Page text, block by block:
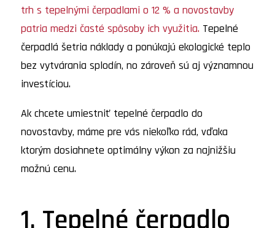
trh s tepelnými čerpadlami o 12 % a novostavby
patria medzi časté spôsoby ich využitia. Tepelné
čerpadlá šetria náklady a ponúkajú ekologické teplo
bez vytvárania splodín, no zároveň sú aj významnou
investíciou.
Ak chcete umiestniť tepelné čerpadlo do
novostavby, máme pre vás niekoľko rád, vďaka
ktorým dosiahnete optimálny výkon za najnižšiu
možnú cenu.
1. Tepelné čerpadlo